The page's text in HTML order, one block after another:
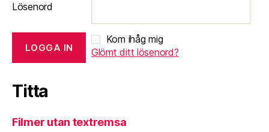
Lösenord
Kom ihåg mig
Glömt ditt lösenord?
Titta
Filmer utan textremsa